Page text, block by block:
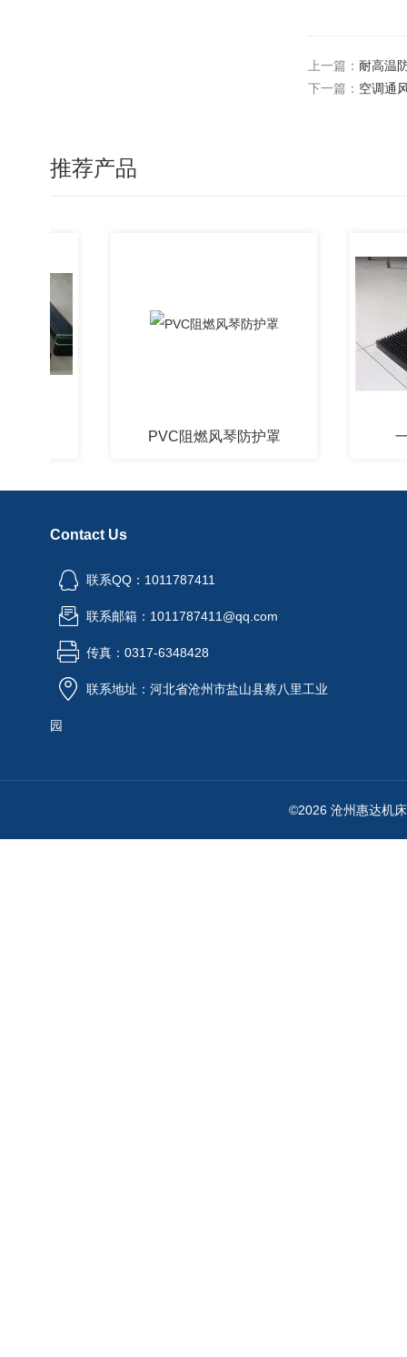
上一篇： 耐高温
下一篇： 空调通
推荐产品
PVC阻燃风琴防护罩 一字
Contact Us
联系QQ：1011787411
联系邮箱：1011787411@qq.com
传真：0317-6348428
联系地址：河北省沧州市盐山县蔡八里工业
园
©2026 沧州惠达机